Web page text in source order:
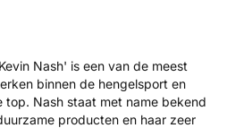
Nash' is een van de meest
binnen de hengelsport en
top. Nash staat met name bekend
producten en haar zeer